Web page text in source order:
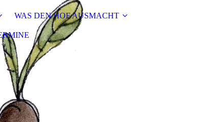
WAS DEN HOF AUSMACHT